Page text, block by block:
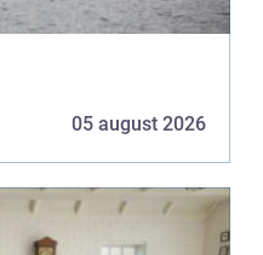
05 august 2026